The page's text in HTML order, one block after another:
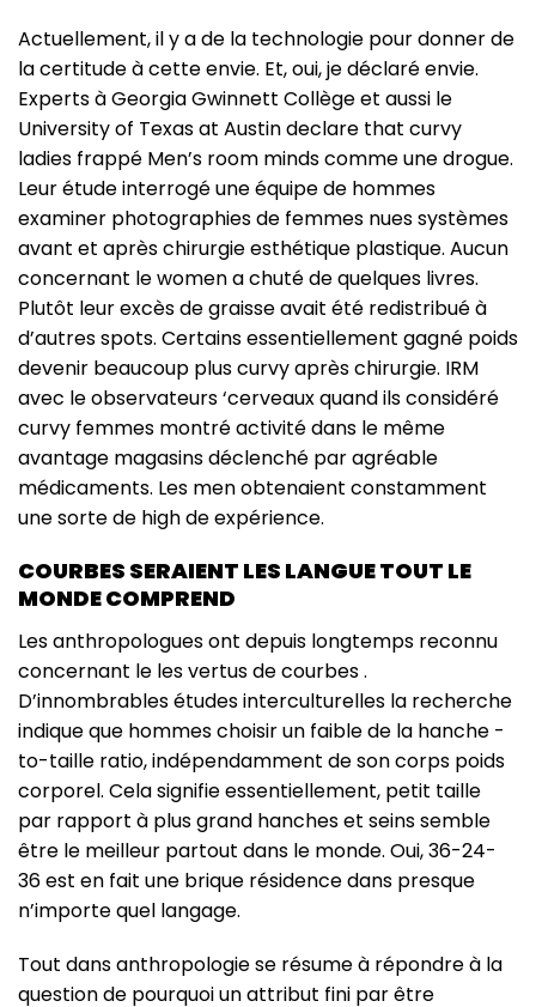
Actuellement, il y a de la technologie pour donner de
la certitude à cette envie. Et, oui, je déclaré envie.
Experts à Georgia Gwinnett Collège et aussi le
University of Texas at Austin declare that curvy
ladies frappé Men’s room minds comme une drogue.
Leur étude interrogé une équipe de hommes
examiner photographies de femmes nues systèmes
avant et après chirurgie esthétique plastique. Aucun
concernant le women a chuté de quelques livres.
Plutôt leur excès de graisse avait été redistribué à
d’autres spots. Certains essentiellement gagné poids
devenir beaucoup plus curvy après chirurgie. IRM
avec le observateurs ‘cerveaux quand ils considéré
curvy femmes montré activité dans le même
avantage magasins déclenché par agréable
médicaments. Les men obtenaient constamment
une sorte de high de expérience.
COURBES SERAIENT LES LANGUE TOUT LE
MONDE COMPREND
Les anthropologues ont depuis longtemps reconnu
concernant le les vertus de courbes .
D’innombrables études interculturelles la recherche
indique que hommes choisir un faible de la hanche -
to-taille ratio, indépendamment de son corps poids
corporel. Cela signifie essentiellement, petit taille
par rapport à plus grand hanches et seins semble
être le meilleur partout dans le monde. Oui, 36-24-
36 est en fait une brique résidence dans presque
n’importe quel langage.
Tout dans anthropologie se résume à répondre à la
question de pourquoi un attribut fini par être